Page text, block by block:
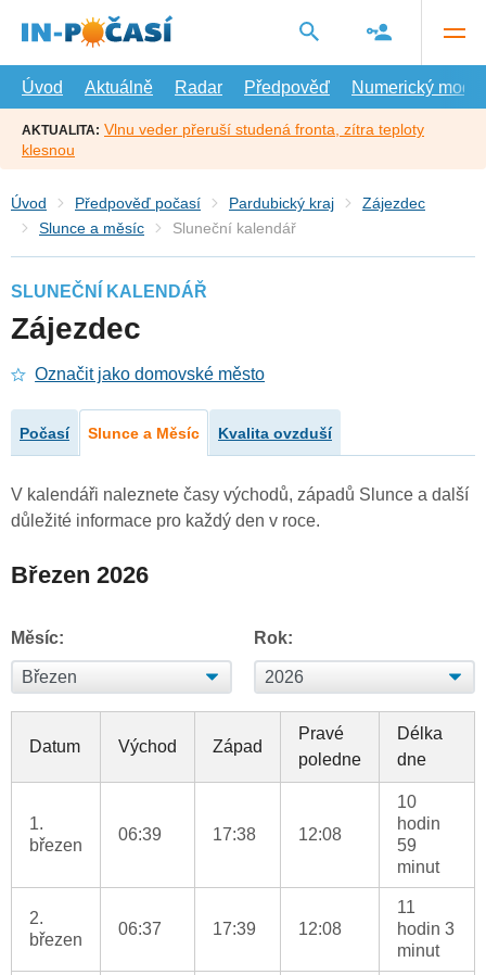
hlavní
Úvod
Aktuálně Radar Předpověď Numerický model
AKTUALITA: Vlnu veder přeruší studená fronta, zítra teploty
klesnou
Úvod Předpověď počasí Pardubický kraj
Zájezdec
Slunce a měsíc
Sluneční kalendář
SLUNEČNÍ KALENDÁŘ
Zájezdec
Označit jako domovské město
Počasí Slunce a Měsíc Kvalita ovzduší
V kalendáři naleznete časy východů, západů Slunce a další
důležité informace pro každý den v roce.
Březen 2026
Měsíc: Rok:
Datum Východ Západ
Pravé
poledne
Délka
dne
1.
březen
06:39 17:38 12:08
10
hodin
59
minut
2.
březen
06:37 17:39 12:08
11
hodin 3
minut